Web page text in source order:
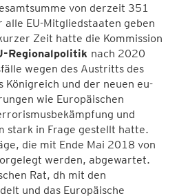
von derzeit 351
EU-Mitgliedstaaten geben
Zeit hatte die Kommission
Regionalpolitik nach 2020
wegen des Austritts des
und der neuen eu-
wie Europäischen
und
stark in Frage gestellt hatte.
die mit Ende Mai 2018 von
werden, abgewartet.
Rat, dh mit den
und das Europäische